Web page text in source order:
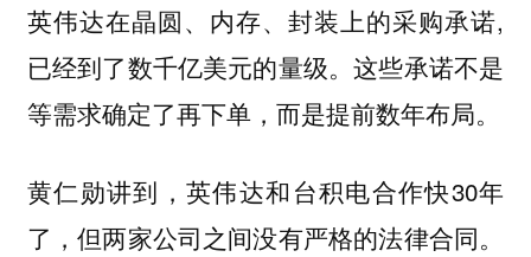
英伟达在晶圆、内存、封装上的采购承诺,
已经到了数千亿美元的量级。这些承诺不是
等需求确定了再下单，而是提前数年布局。
黄仁勋讲到，英伟达和台积电合作快30年
了，但两家公司之间没有严格的法律合同。